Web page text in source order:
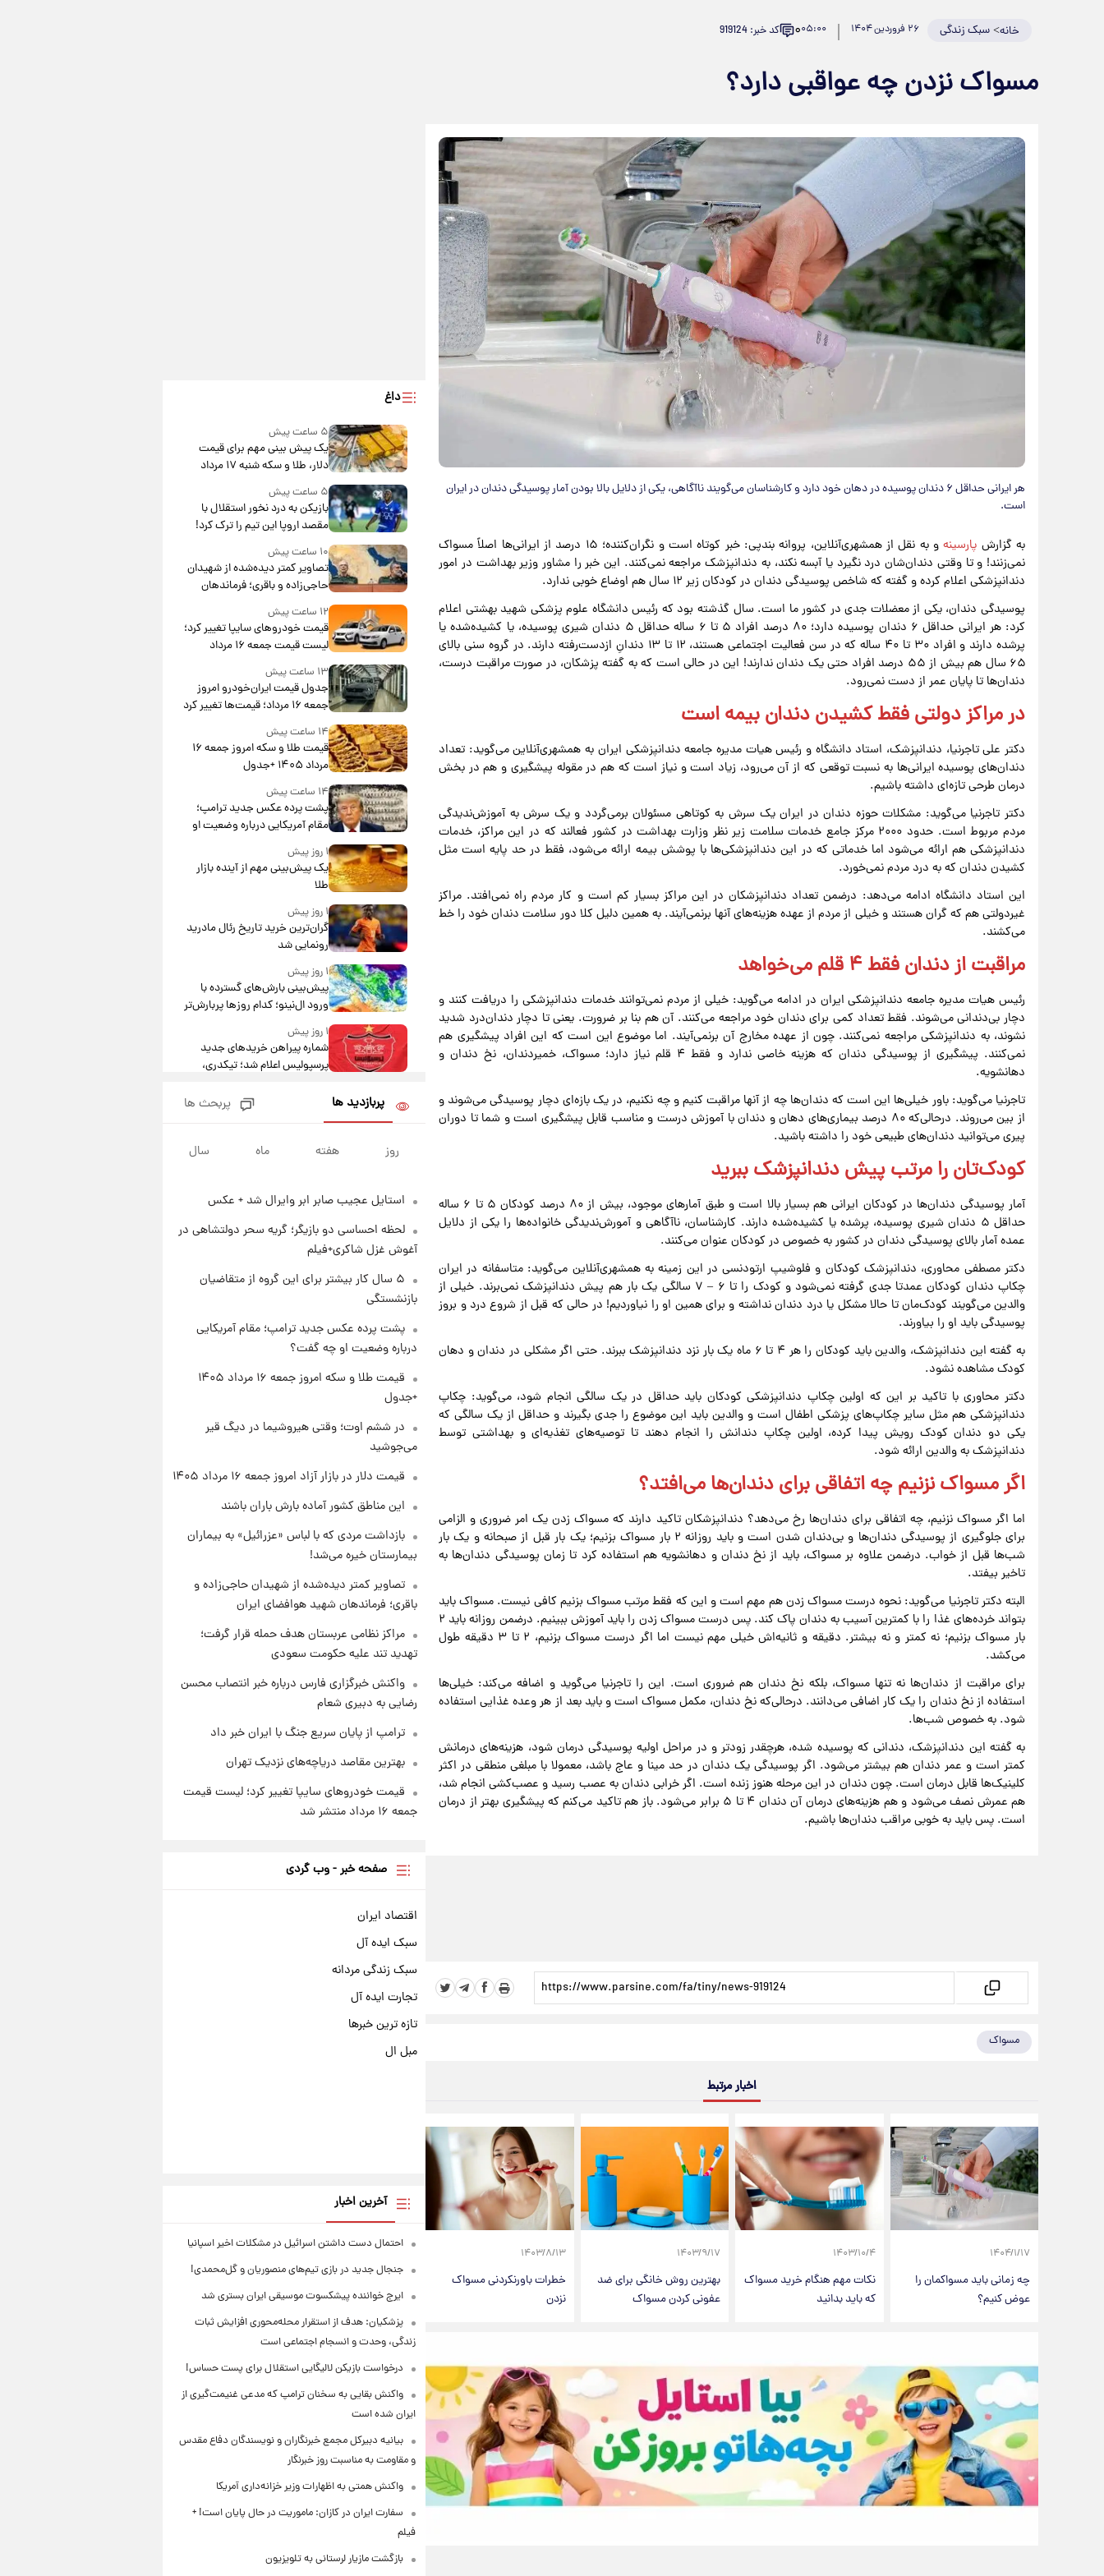
خانه>سبک زندگی ۲۶ فروردین ۱۴۰۴ ۰۵:۰۰۰ کد خبر: 919124
مسواک نزدن چه عواقبی دارد؟
هر ایرانی حداقل ۶ دندان پوسیده در دهان خود دارد و کارشناسان می‌گویند ناآگاهی، یکی از دلایل بالا بودن آمار پوسیدگی دندان در ایران
است.
به گزارش پارسینه
و به نقل از همشهری‌آنلاین، پروانه بندپی: خبر کوتاه است و نگران‌کننده؛ ۱۵ درصد از ایرانی‌ها اصلاً مسواک
نمی‌زنند! و تا وقتی دندان‌شان درد نگیرد یا آبسه نکند، به دندانپزشک مراجعه نمی‌کنند. این خبر را مشاور وزیر بهداشت در امور
دندانپزشکی اعلام کرده و گفته که شاخص پوسیدگی دندان در کودکان زیر ۱۲ سال هم اوضاع خوبی ندارد.
پوسیدگی دندان، یکی از معضلات جدی در کشور ما است. سال گذشته بود که رئیس دانشگاه علوم پزشکی شهید بهشتی اعلام
کرد: هر ایرانی حداقل ۶ دندان پوسیده دارد؛ ۸۰ درصد افراد ۵ تا ۶ ساله حداقل ۵ دندان شیری پوسیده، یا کشیده‌شده یا
پرشده دارند و افراد ۳۰ تا ۴۰ ساله که در سن فعالیت اجتماعی هستند، ۱۲ تا ۱۳ دندانِ ازدست‌رفته دارند. در گروه سنی بالای
۶۵ سال هم بیش از ۵۵ درصد افراد حتی یک دندان ندارند! این در حالی است که به گفته پزشکان، در صورت مراقبت درست،
دندان‌ها تا پایان عمر از دست نمی‌رود.
در مراکز دولتی فقط کشیدن دندان بیمه است
دکتر علی تاجرنیا، دندانپزشک، استاد دانشگاه و رئیس هیات مدیره جامعه دندانپزشکی ایران به همشهری‌آنلاین می‌گوید: تعداد
دندان‌های پوسیده ایرانی‌ها به نسبت توقعی که از آن می‌رود، زیاد است و نیاز است که هم در مقوله پیشگیری و هم در بخش
درمان طرحی تازه‌ای داشته باشیم.
دکتر تاجرنیا می‌گوید: مشکلات حوزه دندان در ایران یک سرش به کوتاهی مسئولان برمی‌گردد و یک سرش به آموزش‌ندیدگی
مردم مربوط است. حدود ۲۰۰۰ مرکز جامع خدمات سلامت زیر نظر وزارت بهداشت در کشور فعالند که در این مراکز، خدمات
دندانپزشکی هم ارائه می‌شود اما خدماتی که در این دندانپزشکی‌ها با پوشش بیمه ارائه می‌شود، فقط در حد پایه است مثل
کشیدن دندان که به درد مردم نمی‌خورد.
این استاد دانشگاه ادامه می‌دهد: درضمن تعداد دندانپزشکان در این مراکز بسیار کم است و کار مردم راه نمی‌افتد. مراکز
غیردولتی هم که گران هستند و خیلی از مردم از عهده هزینه‌های آنها برنمی‌آیند. به همین دلیل کلا دور سلامت دندان خود را خط
می‌کشند.
مراقبت از دندان فقط ۴ قلم می‌خواهد
رئیس هیات مدیره جامعه دندانپزشکی ایران در ادامه می‌گوید: خیلی از مردم نمی‌توانند خدمات دندانپزشکی را دریافت کنند و
دچار بی‌دندانی می‌شوند. فقط تعداد کمی برای دندان خود مراجعه می‌کنند. آن هم بنا بر ضرورت. یعنی تا دچار دندان‌درد شدید
نشوند، به دندانپزشکی مراجعه نمی‌کنند. چون از عهده مخارج آن برنمی‌آیند. اما موضوع این است که این افراد پیشگیری هم
نمی‌کنند. پیشگیری از پوسیدگی دندان که هزینه خاصی ندارد و فقط ۴ قلم نیاز دارد؛ مسواک، خمیردندان، نخ دندان و
دهانشویه‌.
تاجرنیا می‌گوید: باور خیلی‌ها این است که دندان‌ها چه از آنها مراقبت کنیم و چه نکنیم، در یک بازه‌ای دچار پوسیدگی می‌شوند و
از بین می‌روند. درحالی‌که ۸۰ درصد بیماری‌های دهان و دندان با آموزش درست و مناسب قابل پیشگیری است و شما تا دوران
پیری می‌توانید دندان‌های طبیعی خود را داشته باشید.
کودک‌تان را مرتب پیش دندانپزشک ببرید
آمار پوسیدگی دندان‌ها در کودکان ایرانی هم بسیار بالا است و طبق آمارهای موجود، بیش از ۸۰ درصد کودکان ۵ تا ۶ ساله
حداقل ۵ دندان شیری پوسیده، پرشده یا کشیده‌شده دارند. کارشناسان، ناآگاهی و آمورش‌ندیدگی خانواده‌ها را یکی از دلایل
عمده آمار بالای پوسیدگی دندان در کشور به خصوص در کودکان عنوان می‌کنند.
دکتر مصطفی محاوری، دندانپزشک کودکان و فلوشیپ ارتودنسی در این زمینه به همشهری‌آنلاین می‌گوید: متاسفانه در ایران
چکاپ دندان کودکان عمدتا جدی گرفته نمی‌شود و کودک را تا ۶ – ۷ سالگی یک بار هم پیش دندانپزشک نمی‌برند. خیلی از
والدین می‌گویند کودک‌مان تا حالا مشکل یا درد دندان نداشته و برای همین او را نیاوردیم! در حالی که قبل از شروع درد و بروز
پوسیدگی باید او را بیاورند.
به گفته این دندانپزشک، والدین باید کودکان را هر ۴ تا ۶ ماه یک بار نزد دندانپزشک ببرند. حتی اگر مشکلی در دندان و دهان
کودک مشاهده نشود.
دکتر محاوری با تاکید بر این که اولین چکاپ دندانپزشکی کودکان باید حداقل در یک سالگی انجام شود، می‌گوید: چکاپ
دندانپزشکی هم مثل سایر چکاپ‌های پزشکی اطفال است و والدین باید این موضوع را جدی بگیرند و حداقل از یک سالگی که
یکی دو دندان کودک رویش پیدا کرده، اولین چکاپ دندانش را انجام دهند تا توصیه‌های تغذیه‌ای و بهداشتی توسط
دندانپزشک به والدین ارائه شود.
اگر مسواک نزنیم چه اتفاقی برای دندان‌ها می‌افتد؟
اما اگر مسواک نزنیم، چه اتفاقی برای دندان‌ها رخ می‌دهد؟ دندانپزشکان تاکید دارند که مسواک زدن یک امر ضروری و الزامی
برای جلوگیری از پوسیدگی دندان‌ها و بی‌دندان شدن است و باید روزانه ۲ بار مسواک بزنیم؛ یک بار قبل از صبحانه و یک بار
شب‌ها قبل از خواب. درضمن علاوه بر مسواک، باید از نخ دندان و دهانشویه هم استفاده کرد تا زمان پوسیدگی دندان‌ها به
تاخیر بیفتد.
البته دکتر تاجرنیا می‌گوید: نحوه درست مسواک زدن هم مهم است و این که فقط مرتب مسواک بزنیم کافی نیست. مسواک باید
بتواند خرده‌های غذا را با کمترین آسیب به دندان پاک کند. پس درست مسواک زدن را باید آموزش ببینیم. درضمن روزانه باید ۲
بار مسواک بزنیم؛ نه کمتر و نه بیشتر. دقیقه و ثانیه‌اش خیلی مهم نیست اما اگر درست مسواک بزنیم، ۲ تا ۳ دقیقه طول
می‌کشد.
برای مراقبت از دندان‌ها نه تنها مسواک، بلکه نخ دندان هم ضروری است. این را تاجرنیا می‌گوید و اضافه می‌کند: خیلی‌ها
استفاده از نخ دندان را یک کار اضافی می‌دانند. درحالی‌که نخ دندان، مکمل مسواک است و باید بعد از هر وعده غذایی استفاده
شود. به خصوص شب‌ها.
به گفته این دندانپزشک، دندانی که پوسیده شده، هرچقدر زودتر و در مراحل اولیه پوسیدگی درمان شود، هزینه‌های درمانش
کمتر است و عمر دندان هم بیشتر می‌شود. اگر پوسیدگی یک دندان در حد مینا و عاج باشد، معمولا با مبلغی منطقی در اکثر
کلینیک‌ها قابل درمان است. چون دندان در این مرحله هنوز زنده است. اگر خرابی دندان به عصب رسید و عصب‌کشی انجام شد،
هم عمرش نصف می‌شود و هم هزینه‌های درمان آن دندان ۴ تا ۵ برابر می‌شود. باز هم تاکید می‌کنم که پیشگیری بهتر از درمان
است. پس باید به خوبی مراقب دندان‌ها باشیم.
مسواک
اخبار مرتبط
۱۴۰۴/۱/۱۷
چه زمانی باید مسواکمان را
عوض کنیم؟
۱۴۰۳/۱۰/۴
نکات مهم هنگام خرید مسواک
که باید بدانید
۱۴۰۳/۹/۱۷
بهترین روش خانگی برای ضد
عفونی کردن مسواک
۱۴۰۳/۸/۱۳
خطرات باورنکردنی مسواک
نزدن
داغ
۵ ساعت پیش
یک پیش ‌بینی مهم برای قیمت
دلار، طلا و سکه شنبه ۱۷ مرداد
۱۴۰۵
۵ ساعت پیش
بازیکن به درد نخور استقلال با
مقصد اروپا این تیم را ترک کرد!
۱۰ ساعت پیش
تصاویر کمتر دیده‌شده از شهیدان
حاجی‌زاده و باقری؛ فرماندهان
شهید هوافضای ایران
۱۲ ساعت پیش
قیمت خودروهای سایپا تغییر کرد؛
لیست قیمت جمعه ۱۶ مرداد
منتشر شد
۱۳ ساعت پیش
جدول قیمت ایران‌خودرو امروز
جمعه ۱۶ مرداد؛ قیمت‌ها تغییر کرد
۱۴ ساعت پیش
قیمت طلا و سکه امروز جمعه ۱۶
مرداد ۱۴۰۵ +جدول
۱۴ ساعت پیش
پشت پرده عکس جدید ترامپ؛
مقام آمریکایی درباره وضعیت او
چه گفت؟
۱ روز پیش
یک پیش‌بینی مهم از آینده بازار
طلا
۱ روز پیش
گران‌ترین خرید تاریخ رئال مادرید
رونمایی شد
۱ روز پیش
پیش‌بینی بارش‌های گسترده با
ورود ال‌نینو؛ کدام روزها پربارش‌تر
خواهند بود؟
۱ روز پیش
شماره پیراهن خریدهای جدید
پرسپولیس اعلام شد؛ تیکدری،
جزئیات فعال‌سازی «کیف پول
ایران» اعلام شد+فیلم
۱ روز پیش
۱۵ مرداد ۱۴۰۵ +جدول
قیمت طلا و سکه امروز پنجشنبه
۱۵ مرداد ۱۴۰۵
شارژ جدید کالابرگ برای سه
پربازدید ها پربحث ها
روز هفته ماه سال
استایل عجیب صابر ابر وایرال شد + عکس
لحظه احساسی دو بازیگر؛ گریه سحر دولتشاهی در
آغوش غزل شاکری+فیلم
۵ سال کار بیشتر برای این گروه از متقاضیان
بازنشستگی
پشت پرده عکس جدید ترامپ؛ مقام آمریکایی
درباره وضعیت او چه گفت؟
قیمت طلا و سکه امروز جمعه ۱۶ مرداد ۱۴۰۵
+جدول
در ششم اوت؛ وقتی هیروشیما در دیگ قیر
می‌جوشید
قیمت دلار در بازار آزاد امروز جمعه ۱۶ مرداد ۱۴۰۵
این مناطق کشور آماده بارش باران باشند
بازداشت مردی که با لباس «عزرائیل» به بیماران
بیمارستان خیره می‌شد!
تصاویر کمتر دیده‌شده از شهیدان حاجی‌زاده و
باقری؛ فرماندهان شهید هوافضای ایران
مراکز نظامی عربستان هدف حمله قرار گرفت؛
تهدید تند علیه حکومت سعودی
واکنش خبرگزاری فارس درباره خبر انتصاب محسن
رضایی به دبیری شعام
ترامپ از پایان سریع جنگ با ایران خبر داد
بهترین مقاصد دریاچه‌های نزدیک تهران
قیمت خودروهای سایپا تغییر کرد؛ لیست قیمت
جمعه ۱۶ مرداد منتشر شد
صفحه خبر - وب گردی
اقتصاد ایران
سبک ایده آل
سبک زندگی مردانه
تجارت ایده آل
تازه ترین خبرها
مبل ال
آخرین اخبار
احتمال دست داشتن اسرائیل در مشکلات اخیر اسپانیا
جنجال جدید در بازی تیم‌های منصوریان و گل‌محمدی!
ایرج خواننده پیشکسوت موسیقی ایران بستری شد
پزشکیان: هدف از استقرار محله‌محوری افزایش ثبات
زندگی، وحدت و انسجام اجتماعی است
درخواست بازیکن لالیگایی استقلال برای پست حساس!
واکنش بقایی به سخنان ترامپ که مدعی غنیمت‌گیری از
ایران شده است
بیانیه دبیرکل مجمع خبرنگاران و نویسندگان دفاع مقدس
و مقاومت به مناسبت روز خبرنگار
واکنش همتی به اظهارات وزیر خزانه‌داری آمریکا
سفارت ایران در کازان: ماموریت در حال پایان است! +
فیلم
بازگشت مازیار لرستانی به تلویزیون